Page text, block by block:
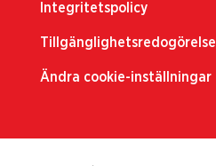
Integritetspolicy
Tillgänglighetsredogörelse
Ändra cookie-inställningar